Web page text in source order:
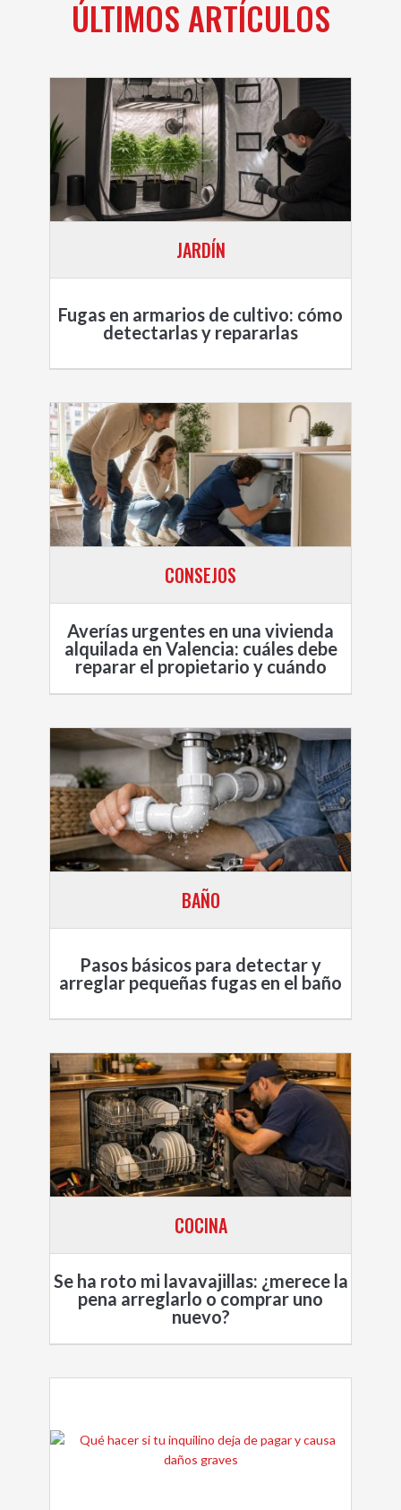
ÚLTIMOS ARTÍCULOS
JARDÍN
Fugas en armarios de cultivo: cómo
detectarlas y repararlas
CONSEJOS
Averías urgentes en una vivienda
alquilada en Valencia: cuáles debe
reparar el propietario y cuándo
BAÑO
Pasos básicos para detectar y
arreglar pequeñas fugas en el baño
COCINA
Se ha roto mi lavavajillas: ¿merece la
pena arreglarlo o comprar uno
nuevo?